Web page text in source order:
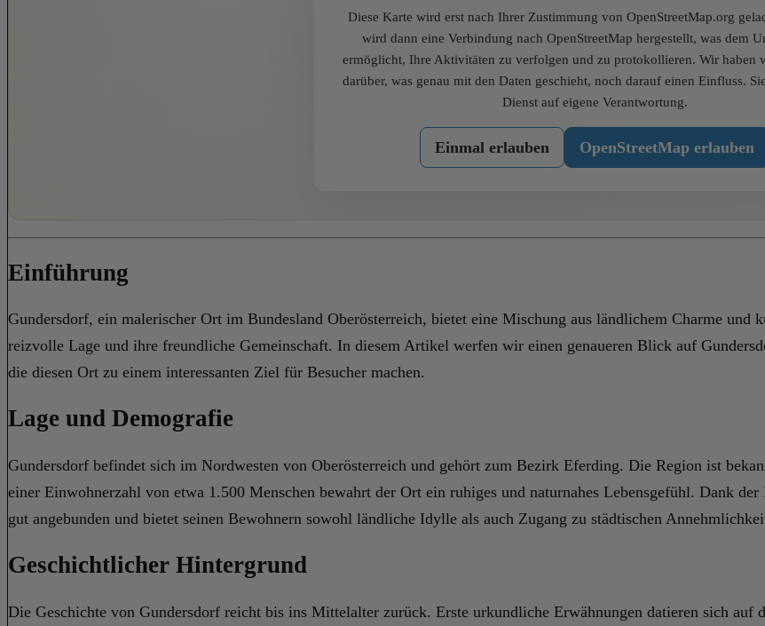
Diese Karte wird erst nach Ihrer Zustimmung von OpenStreetMap.org
wird dann eine Verbindung nach OpenStreetMap hergestellt, was dem
ermöglicht, Ihre Aktivitäten zu verfolgen und zu protokollieren. Wir haben
darüber, was genau mit den Daten geschieht, noch darauf einen Einfluss.
Dienst auf eigene Verantwortung.
Einmal erlauben OpenStreetMap erlauben
Einführung
Gundersdorf, ein malerischer Ort im Bundesland Oberösterreich, bietet eine Mischung aus ländlichem Charme
reizvolle Lage und ihre freundliche Gemeinschaft. In diesem Artikel werfen wir einen genaueren Blick auf
die diesen Ort zu einem interessanten Ziel für Besucher machen.
Lage und Demografie
Gundersdorf befindet sich im Nordwesten von Oberösterreich und gehört zum Bezirk Eferding. Die Region ist
einer Einwohnerzahl von etwa 1.500 Menschen bewahrt der Ort ein ruhiges und naturnahes Lebensgefühl. Dank
gut angebunden und bietet seinen Bewohnern sowohl ländliche Idylle als auch Zugang zu städtischen
Geschichtlicher Hintergrund
Die Geschichte von Gundersdorf reicht bis ins Mittelalter zurück. Erste urkundliche Erwähnungen datieren sich